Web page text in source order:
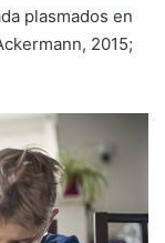
plasmados en
2015;